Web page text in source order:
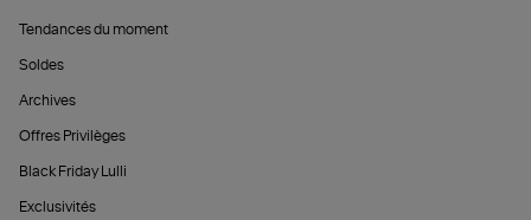
Tendances du moment
Soldes
Archives
Offres Privilèges
Black Friday Lulli
Exclusivités